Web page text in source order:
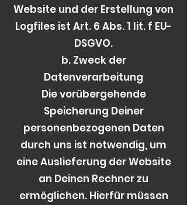
Website und der Erstellung von
Logfiles ist Art. 6 Abs. 1 lit. f EU-
DSGVO.
b. Zweck der
Datenverarbeitung
Die vorübergehende
Speicherung Deiner
personenbezogenen Daten
durch uns ist notwendig, um
eine Auslieferung der Website
an Deinen Rechner zu
ermöglichen. Hierfür müssen